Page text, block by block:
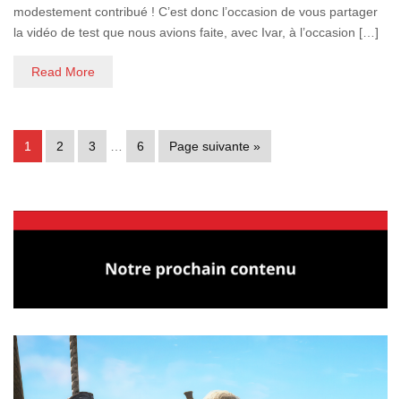
modestement contribué ! C’est donc l’occasion de vous partager
la vidéo de test que nous avions faite, avec Ivar, à l’occasion […]
Read More
1 2 3 … 6 Page suivante »